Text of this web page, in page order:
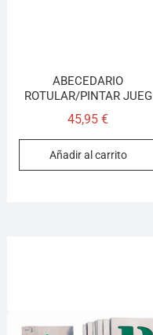
ABECEDARIO
ROTULAR/PINTAR JUEG
45,95€
Añadir al carrito